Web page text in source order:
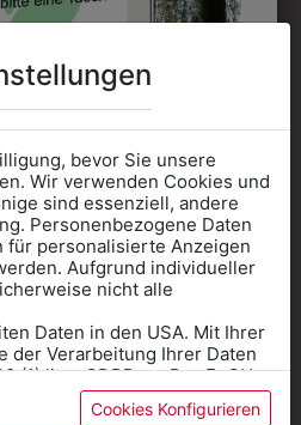
3413030SCHW
LEDERGÜRTEL
€ 22,90
bevor Sie unsere
Wir verwenden Cookies und
sind essenziell, andere
Personenbezogene Daten
für personalisierte Anzeigen
Aufgrund individueller
nicht alle
Daten in den USA. Mit Ihrer
der Verarbeitung Ihrer Daten
(1) lit. a GDPR zu. Der EuGH
unzureichendem Datenschutz
dass US-Behörden
Cookies Konfigurieren
wenn Sie
SCHULE in der